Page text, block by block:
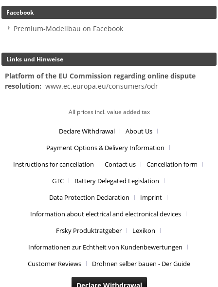
Facebook
Premium-Modellbau on Facebook
Links und Hinweise
Platform of the EU Commission regarding online dispute
resolution: www.ec.europa.eu/consumers/odr
All prices incl. value added tax
Declare Withdrawal
About Us
Payment Options & Delivery Information
Instructions for cancellation
Contact us
Cancellation form
GTC
Battery Delegated Legislation
Data Protection Declaration
Imprint
Information about electrical and electronical devices
Frsky Produktratgeber
Lexikon
Informationen zur Echtheit von Kundenbewertungen
Customer Reviews
Drohnen selber bauen - Der Guide